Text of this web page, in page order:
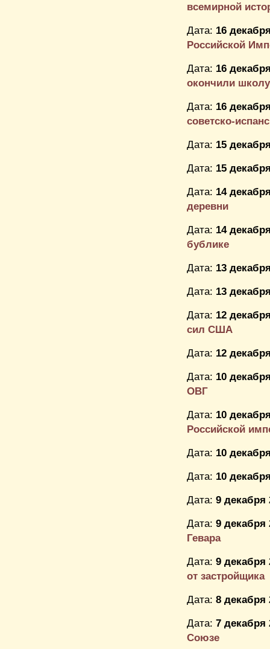
всемирной
Дата: 16
Российской
Дата: 16
окончили школу
Дата: 16
советско-
Дата: 15
Дата: 15
Дата: 14
деревни
Дата: 14
бублике
Дата: 13
Дата: 13
Дата: 12
сил США
Дата: 12
Дата: 10
ОВГ
Дата: 10
Российской
Дата: 10
Дата: 10
Дата: 9 декабря
Дата: 9 декабря
Гевара
Дата: 9 декабря
от застройщика
Дата: 8 декабря
Дата: 7 декабря
Союзе